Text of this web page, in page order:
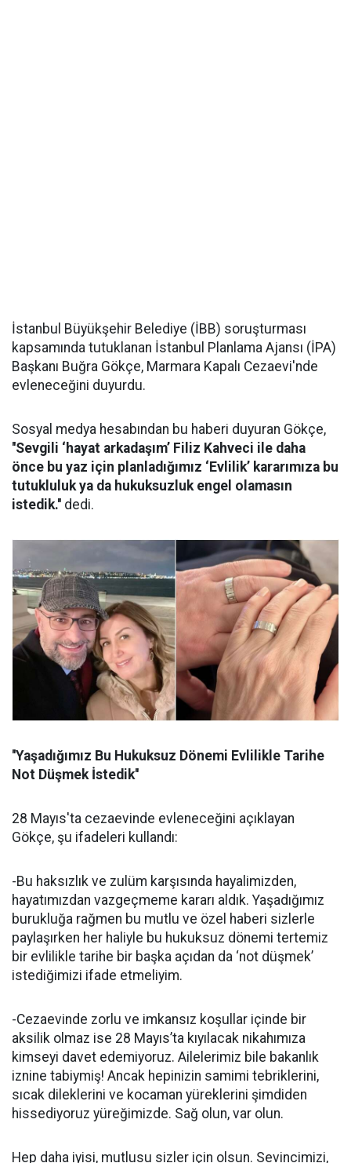
İstanbul Büyükşehir Belediye (İBB) soruşturması
kapsamında tutuklanan İstanbul Planlama Ajansı (İPA)
Başkanı Buğra Gökçe, Marmara Kapalı Cezaevi'nde
evleneceğini duyurdu.
Sosyal medya hesabından bu haberi duyuran Gökçe,
''Sevgili ‘hayat arkadaşım’ Filiz Kahveci ile daha
önce bu yaz için planladığımız ‘Evlilik’ kararımıza bu
tutukluluk ya da hukuksuzluk engel olamasın
istedik.'' dedi.
''Yaşadığımız Bu Hukuksuz Dönemi Evlilikle Tarihe
Not Düşmek İstedik''
28 Mayıs'ta cezaevinde evleneceğini açıklayan
Gökçe, şu ifadeleri kullandı:
-Bu haksızlık ve zulüm karşısında hayalimizden,
hayatımızdan vazgeçmeme kararı aldık. Yaşadığımız
burukluğa rağmen bu mutlu ve özel haberi sizlerle
paylaşırken her haliyle bu hukuksuz dönemi tertemiz
bir evlilikle tarihe bir başka açıdan da ‘not düşmek’
istediğimizi ifade etmeliyim.
-Cezaevinde zorlu ve imkansız koşullar içinde bir
aksilik olmaz ise 28 Mayıs’ta kıyılacak nikahımıza
kimseyi davet edemiyoruz. Ailelerimiz bile bakanlık
iznine tabiymiş! Ancak hepinizin samimi tebriklerini,
sıcak dileklerini ve kocaman yüreklerini şimdiden
hissediyoruz yüreğimizde. Sağ olun, var olun.
Hep daha iyisi, mutlusu sizler için olsun. Sevincimizi,